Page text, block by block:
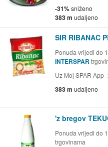
-31%sniženo
383 m udaljeno
SIR RIBANAC
Ponuda vrijedi do
INTERSPAR
Uz Moj SPAR App
383 m udaljeno
'z bregov
Ponuda vrijedi do
trgovinama